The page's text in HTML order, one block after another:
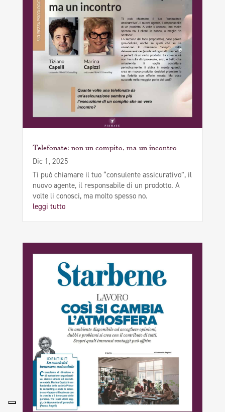
Telefonate: non un compito, ma un incontro
Dic 1, 2025
Ti può chiamare il tuo “consulente assicurativo”, il
nuovo agente, il responsabile di un prodotto. A
volte li conosci, ma molto spesso no.
leggi tutto